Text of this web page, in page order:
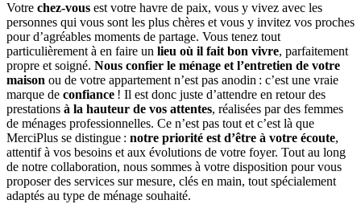
Votre chez-vous est votre havre de paix, vous y vivez avec les
personnes qui vous sont les plus chères et vous y invitez vos proches
pour d’agréables moments de partage. Vous tenez tout
particulièrement à en faire un lieu où il fait bon vivre, parfaitement
propre et soigné. Nous confier le ménage et l’entretien de votre
maison ou de votre appartement n’est pas anodin : c’est une vraie
marque de confiance ! Il est donc juste d’attendre en retour des
prestations à la hauteur de vos attentes, réalisées par des femmes
de ménages professionnelles. Ce n’est pas tout et c’est là que
MerciPlus se distingue : notre priorité est d’être à votre écoute,
attentif à vos besoins et aux évolutions de votre foyer. Tout au long
de notre collaboration, nous sommes à votre disposition pour vous
proposer des services sur mesure, clés en main, tout spécialement
adaptés au type de ménage souhaité.